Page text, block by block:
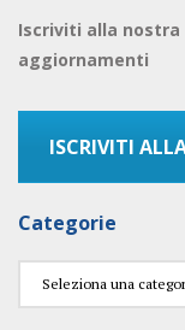
Iscriviti alla
aggiornamenti
ISCRIVITI
Categorie
Categorie